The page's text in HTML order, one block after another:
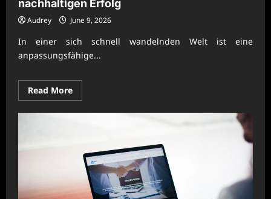
nachhaltigen Erfolg
Audrey June 9, 2026
In einer sich schnell wandelnden Welt ist eine
anpassungsfähige...
Read MoreRead
more
Moderne